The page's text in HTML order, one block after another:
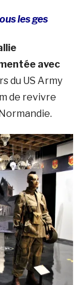
les ges
avec
du US Army
de revivre